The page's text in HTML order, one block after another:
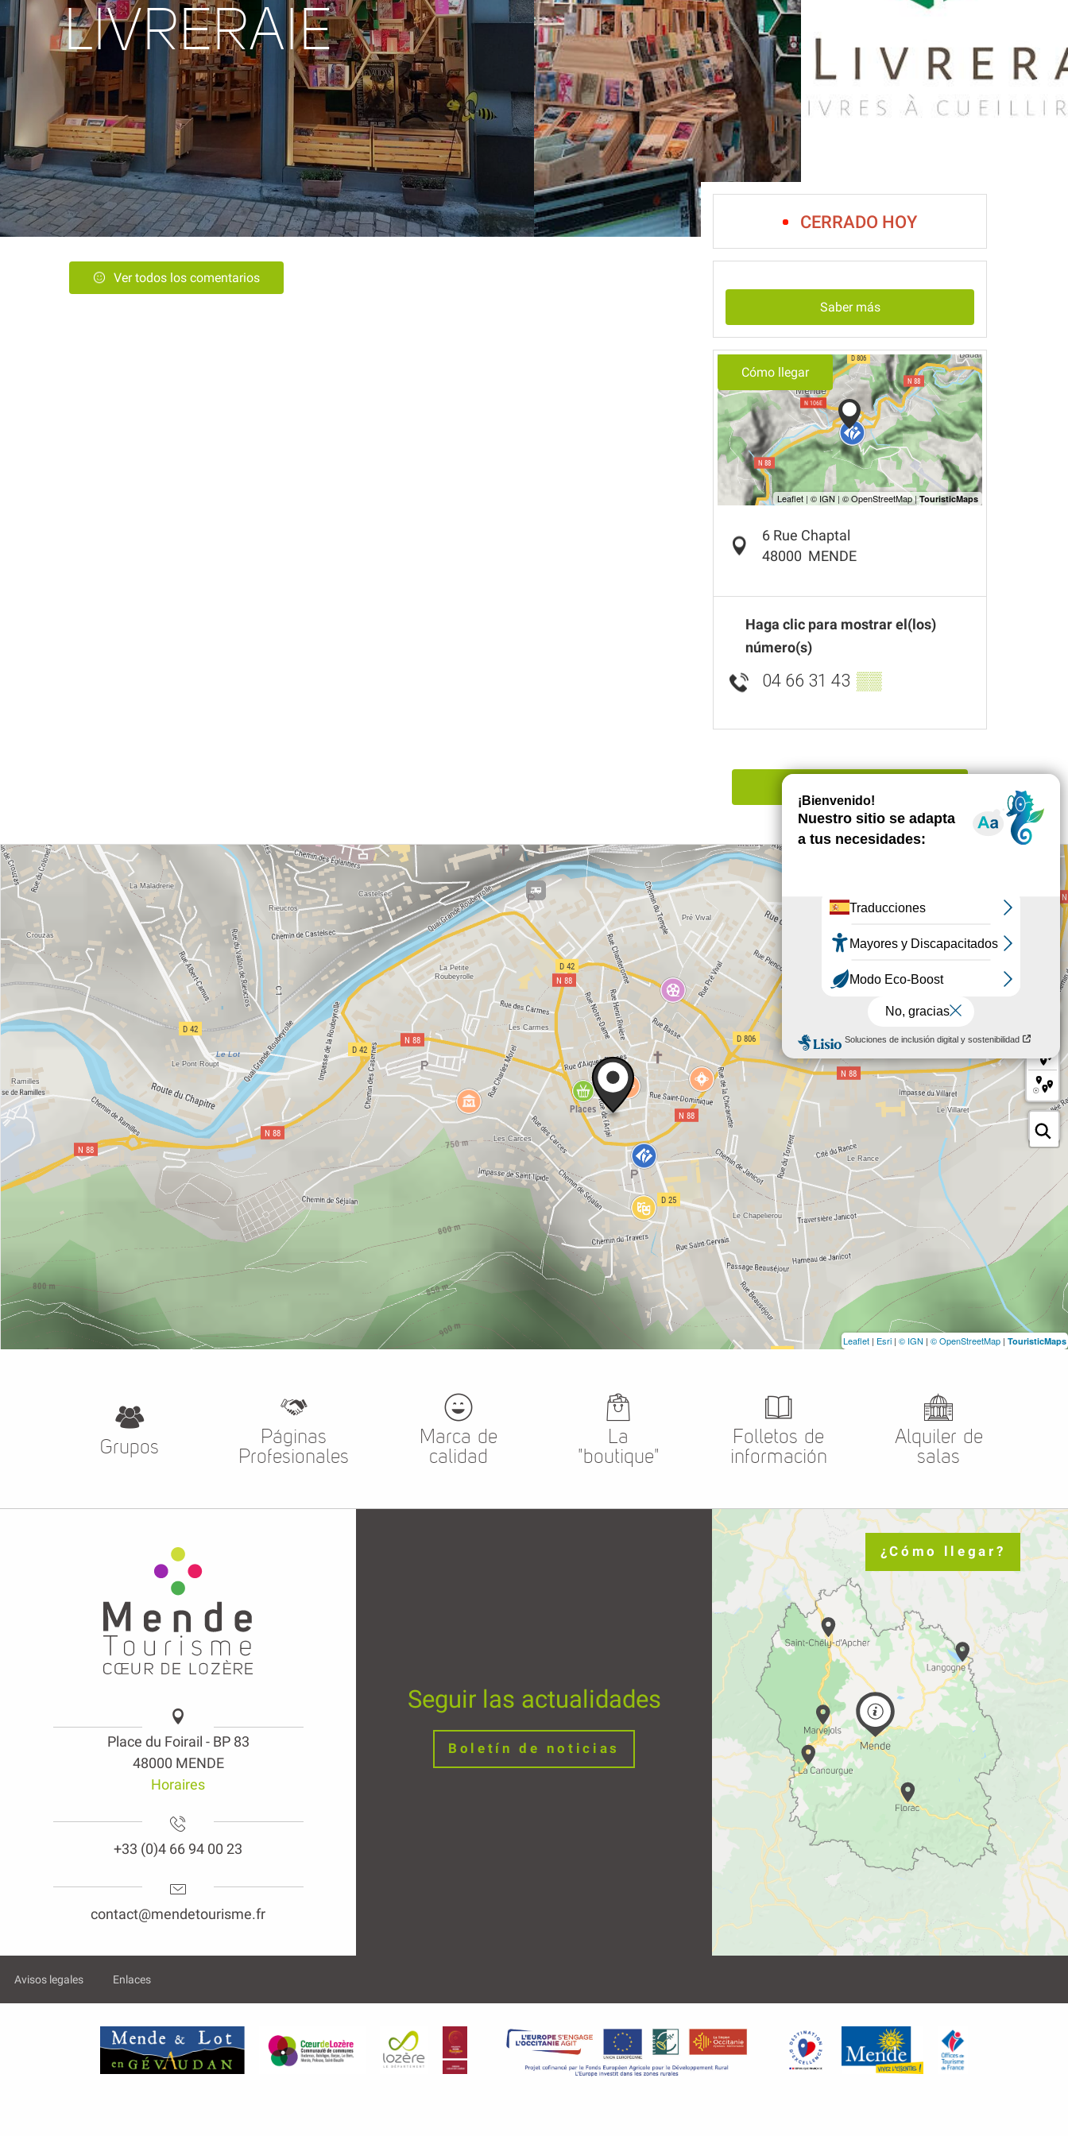
LIVRERAIE
Ver todos los comentarios
CERRADO HOY
Saber más
Cómo llegar
6 Rue Chaptal
48000 MENDE
Haga clic para mostrar el(los)
número(s)
04 66 31 43 ▒▒
Leaflet | Esri | © IGN | © OpenStreetMap | TouristicMaps
Grupos
Páginas
Profesionales
Marca de
calidad
La
"boutique"
Folletos de
información
Alquiler de
salas
Place du Foirail - BP 83
48000 MENDE
Horaires
+33 (0)4 66 94 00 23
contact@mendetourisme.fr
Seguir las actualidades
Boletín de noticias
¿Cómo llegar?
Avisos legales Enlaces